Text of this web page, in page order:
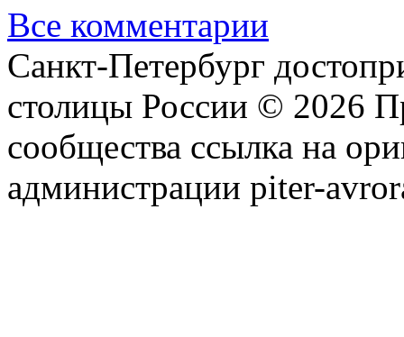
Все комментарии
Санкт-Петербург
столицы России © 2026
сообщества ссылка на
администрации piter-